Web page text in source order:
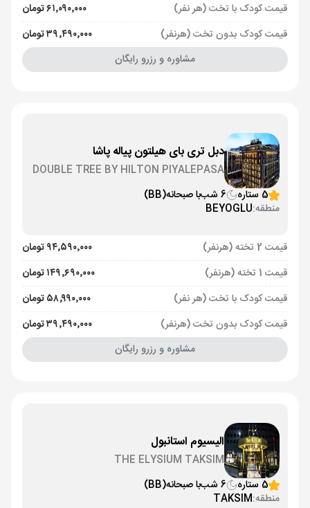
قیمت کودک با تخت (هر نفر)
۶۱٬۰۹۰٬۰۰۰ تومان
قیمت کودک بدون تخت (هرنفر)
۳۹٬۴۹۰٬۰۰۰ تومان
مشاوره و رزرو رایگان
دبل تری بای هیلتون پیاله پاشا
DOUBLE TREE BY HILTON PIYALEPASA
5 ستاره
6 شب با صبحانه(BB)
منطقه:BEYOGLU
قیمت 2 تخته (هرنفر)
۹۴٬۵۹۰٬۰۰۰ تومان
قیمت 1 تخته (هرنفر)
۱۴۹٬۶۹۰٬۰۰۰ تومان
قیمت کودک با تخت (هر نفر)
۵۸٬۹۹۰٬۰۰۰ تومان
قیمت کودک بدون تخت (هرنفر)
۳۹٬۴۹۰٬۰۰۰ تومان
مشاوره و رزرو رایگان
الیسیوم استانبول
THE ELYSIUM TAKSIM
5 ستاره
6 شب با صبحانه(BB)
منطقه:TAKSIM